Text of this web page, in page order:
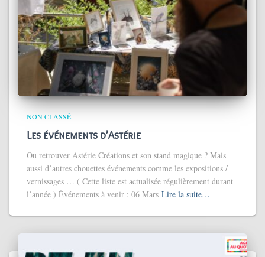
NON CLASSÉ
Les événements d’Astérie
Ou retrouver Astérie Créations et son stand magique ? Mais
aussi d’autres chouettes événements comme les expositions /
vernissages … ( Cette liste est actualisée régulièrement durant
l’année ) Événements à venir : 06 Mars Lire la suite…